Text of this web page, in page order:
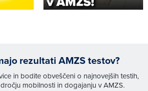
rezultati AMZS testov?
in bodite obveščeni o najnovejših testih,
mobilnosti in dogajanju v AMZS.